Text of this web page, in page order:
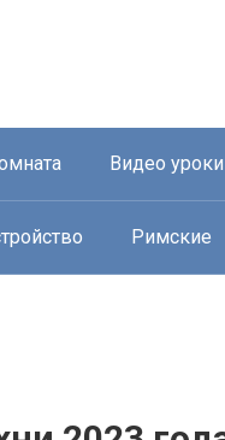
Видео уроки
Римские